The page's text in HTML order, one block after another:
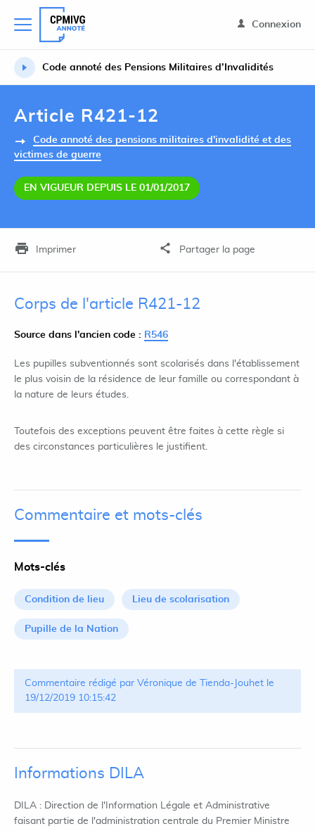
Connexion
Code annoté des Pensions Militaires d’Invalidités
Article R421-12
Code annoté des pensions militaires d'invalidité et des
victimes de guerre
EN VIGUEUR DEPUIS LE 01/01/2017
Imprimer Partager la page
Corps de l'article R421-12
Source dans l'ancien code : R546
Les pupilles subventionnés sont scolarisés dans l'établissement
le plus voisin de la résidence de leur famille ou correspondant à
la nature de leurs études.
Toutefois des exceptions peuvent être faites à cette règle si
des circonstances particulières le justifient.
Commentaire et mots-clés
Mots-clés
Condition de lieu Lieu de scolarisation
Pupille de la Nation
Commentaire rédigé par Véronique de Tienda-Jouhet le
19/12/2019 10:15:42
Informations DILA
DILA : Direction de l'Information Légale et Administrative
faisant partie de l'administration centrale du Premier Ministre